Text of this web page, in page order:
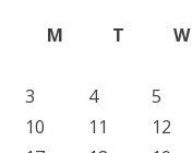
M
T W
3
4 5
10
11 12